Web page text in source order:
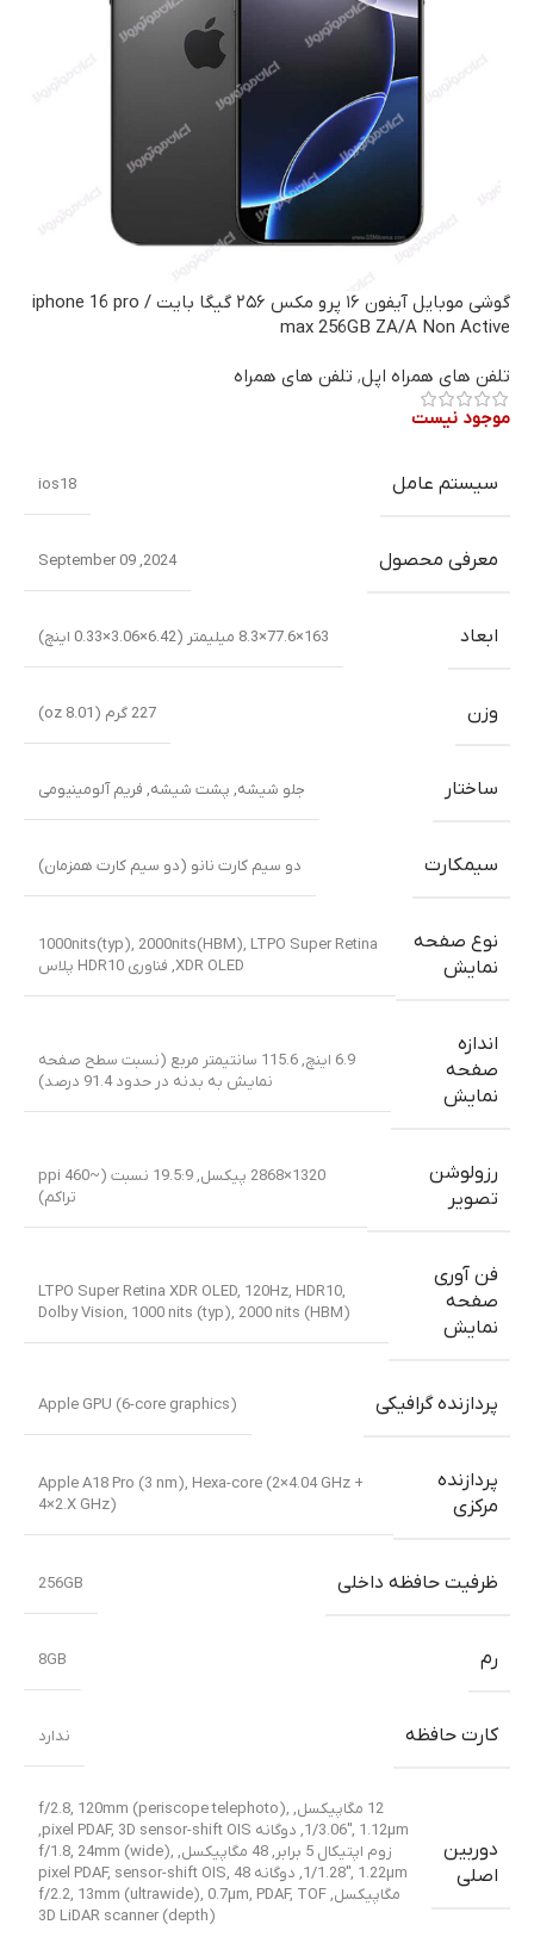
گوشی موبایل آیفون ۱۶ پرو مکس ۲۵۶ گیگا بایت / iphone 16 pro
max 256GB ZA/A Non Active
تلفن های همراه اپل, تلفن های همراه
موجود نیست
سیستم عامل ios18
معرفی محصول 2024, September 09
ابعاد 163×77.6×8.3 میلیمتر (6.42×3.06×0.33 اینچ)
وزن 227 گرم (8.01 oz)
ساختار جلو شیشه, پشت شیشه, فریم آلومینیومی
سیمکارت دو سیم کارت نانو (دو سیم کارت همزمان)
نوع صفحه
نمایش
1000nits(typ), 2000nits(HBM), LTPO Super Retina
XDR OLED
, فناوری HDR10 پلاس
اندازه
صفحه
نمایش
6.9 اینچ, 115.6 سانتیمتر مربع (نسبت سطح صفحه
نمایش به بدنه در حدود 91.4 درصد)
رزولوشن
تصویر
1320×2868 پیکسل, 19.5:9 نسبت (~460 ppi
تراکم)
فن آوری
صفحه
نمایش
LTPO Super Retina XDR OLED, 120Hz, HDR10,
Dolby Vision, 1000 nits (typ), 2000 nits (HBM)
پردازنده گرافیکی Apple GPU (6-core graphics)
پردازنده
مرکزی
Apple A18 Pro (3 nm), Hexa-core (2×4.04 GHz +
4×2.X GHz)
ظرفیت حافظه داخلی 256GB
رم 8GB
کارت حافظه ندارد
دوربین
اصلی
12 مگاپیکسل, f/2.8, 120mm (periscope telephoto),
1/3.06″, 1.12µm, دوگانه pixel PDAF, 3D sensor-shift OIS,
زوم اپتیکال 5 برابر
,
48 مگاپیکسل, f/1.8, 24mm (wide),
1/1.28″, 1.22µm, دوگانه pixel PDAF, sensor-shift OIS
, 48
مگاپیکسل, f/2.2, 13mm (ultrawide), 0.7µm, PDAF
, TOF
3D LiDAR scanner (depth)